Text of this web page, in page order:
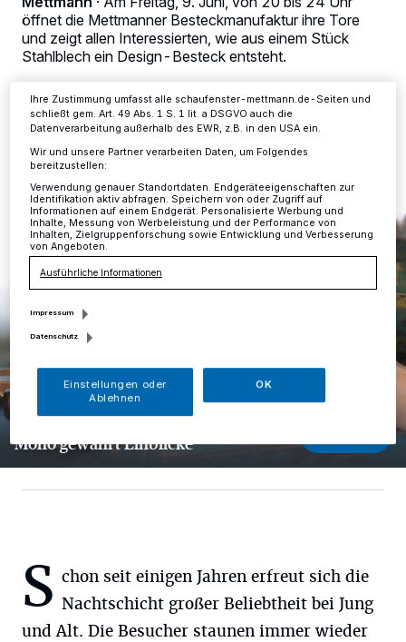
öffnet die Mettmanner Besteckmanufaktur ihre Tore
und zeigt allen Interessierten, wie aus einem Stück
Stahlblech ein Design-Besteck entsteht.
02.06.2017 , 13:35 Uhr Eine Minute Lesezeit
Mono gewährt Einblicke
S chon seit einigen Jahren erfreut sich die
Nachtschicht großer Beliebtheit bei Jung
und Alt. Die Besucher staunen immer wieder
Anzeigen möglicherweise nicht mehr so relevant für Sie. Sie können
dieses Menü jederzeit wieder aufrufen, um Ihre Einstellungen zu
ändern oder Ihre Einwilligung zu widerrufen, indem Sie auf den Link
Einstellungen oder Ablehnen am unteren Rand der Webseite klicken.
Ihre Einstellungen gelten innerhalb unseres Website. Weitere
Ihre Zustimmung umfasst alle schaufenster-mettmann.de-Seiten und
schließt gem. Art. 49 Abs. 1 S. 1 lit. a DSGVO auch die
Datenverarbeitung außerhalb des EWR, z.B. in den USA ein.
Wir und unsere Partner verarbeiten Daten, um Folgendes
bereitzustellen:
Verwendung genauer Standortdaten. Endgeräteeigenschaften zur
Identifikation aktiv abfragen. Speichern von oder Zugriff auf
Informationen auf einem Endgerät. Personalisierte Werbung und
Inhalte, Messung von Werbeleistung und der Performance von
Inhalten, Zielgruppenforschung sowie Entwicklung und Verbesserung
von Angeboten.
Ausführliche Informationen
Impressum
Datenschutz
Einstellungen oder
Ablehnen
OK